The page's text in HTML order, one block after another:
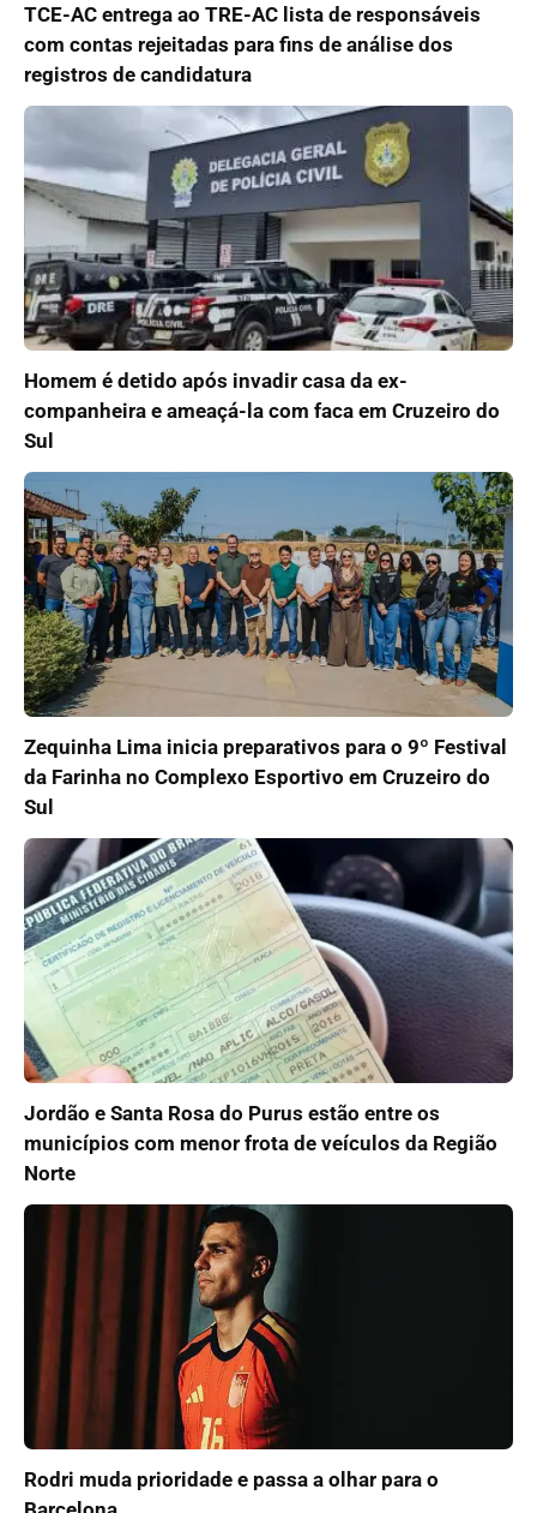
TCE-AC entrega ao TRE-AC lista de responsáveis
com contas rejeitadas para fins de análise dos
registros de candidatura
Homem é detido após invadir casa da ex-
companheira e ameaçá-la com faca em Cruzeiro do
Sul
Zequinha Lima inicia preparativos para o 9º Festival
da Farinha no Complexo Esportivo em Cruzeiro do
Sul
Jordão e Santa Rosa do Purus estão entre os
municípios com menor frota de veículos da Região
Norte
Rodri muda prioridade e passa a olhar para o